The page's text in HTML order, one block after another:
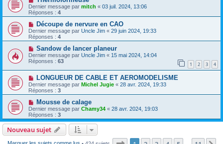
Dernier message par mitch « 03 juil. 2024, 13:06
Réponses : 4
Découpe de nervure en CAO
Dernier message par Uncle Jim « 29 juin 2024, 19:33
Réponses : 4
Sandow de lancer planeur
Dernier message par Uncle Jim « 15 mai 2024, 14:04
Réponses : 63 1 2 3 4
LONGUEUR DE CABLE ET AEROMODELISME
Dernier message par Michel Jugie « 28 avr. 2024, 19:33
Réponses : 3
Mousse de calage
Dernier message par Chamy34 « 28 avr. 2024, 19:03
Réponses : 3
Nouveau sujet